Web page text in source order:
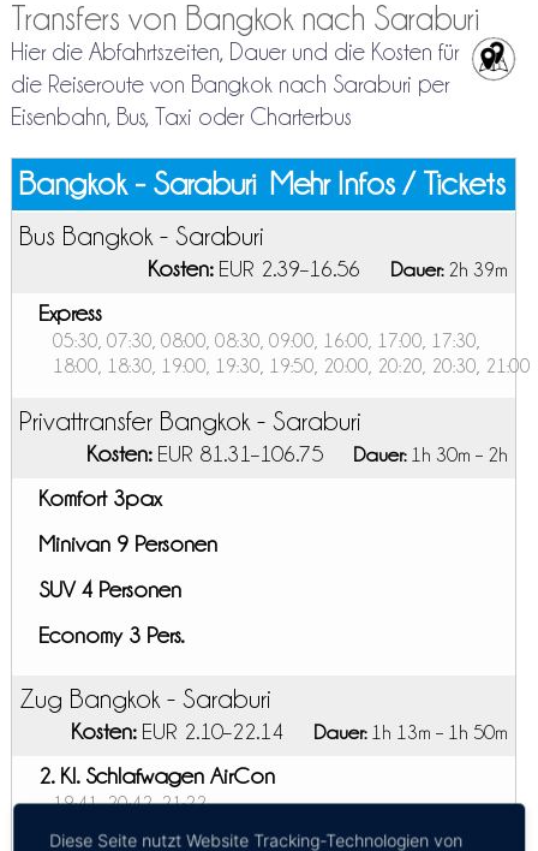
Transfers von Bangkok nach Saraburi
Hier die Abfahrtszeiten, Dauer und die Kosten für
die Reiseroute von Bangkok nach Saraburi per
Eisenbahn, Bus, Taxi oder Charterbus
Bangkok - Saraburi Mehr Infos / Tickets
Bus Bangkok - Saraburi
Kosten:EUR 2.39–16.56 Dauer:2h 39m
Express
05:30, 07:30, 08:00, 08:30, 09:00, 16:00, 17:00, 17:30,
18:00, 18:30, 19:00, 19:30, 19:50, 20:00, 20:20, 20:30, 21:00
Privattransfer Bangkok - Saraburi
Kosten:EUR 81.31–106.75 Dauer:1h 30m – 2h
Komfort 3pax
Minivan 9 Personen
SUV 4 Personen
Economy 3 Pers.
Zug Bangkok - Saraburi
Kosten:EUR 2.10–22.14 Dauer:1h 13m – 1h 50m
2. Kl. Schlafwagen AirCon
19:41, 20:42, 21:22
2. Kl. Ventilator Sitz
Diese Seite nutzt Website Tracking-Technologien von